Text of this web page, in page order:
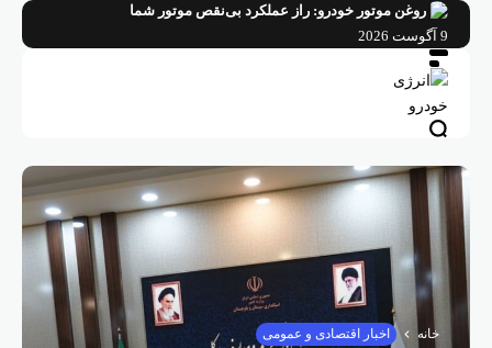
رفتن
روغن موتور خودرو: راز عملکرد بی‌نقص موتور شما
9 آگوست 2026
خانه اخبار اقتصادی و عمومی